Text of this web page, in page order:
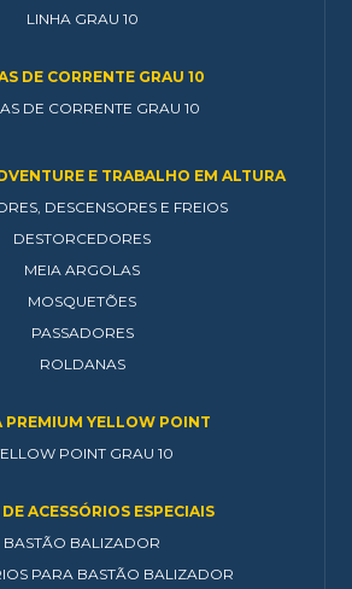
LINHA GRAU 10
DE CORRENTE GRAU 10
DE CORRENTE GRAU 10
E TRABALHO EM ALTURA
DESCENSORES E FREIOS
DESTORCEDORES
MEIA ARGOLAS
MOSQUETÕES
PASSADORES
ROLDANAS
PREMIUM YELLOW POINT
POINT GRAU 10
ACESSÓRIOS ESPECIAIS
BASTÃO BALIZADOR
PARA BASTÃO BALIZADOR